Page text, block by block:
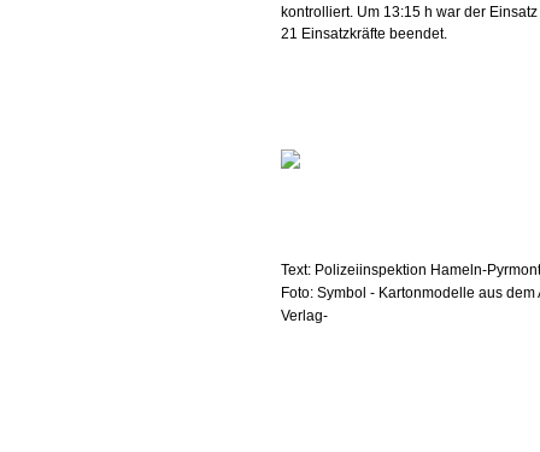
kontrolliert. Um 13:15 h war der
21 Einsatzkräfte beendet.
Text: Polizeiinspektion Hameln-
Foto: Symbol - Kartonmodelle aus dem
Verlag-